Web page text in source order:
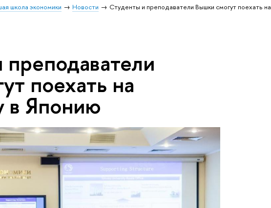
школа экономики Новости
Студенты и преподаватели Вышки смогут поехать на
поехать на
в Японию